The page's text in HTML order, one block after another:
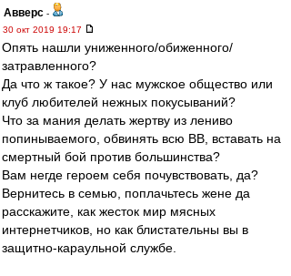
Авверс -
30 окт 2019 19:17
Опять нашли униженного/обиженного/
затравленного?
Да что ж такое? У нас мужское общество или
клуб любителей нежных покусываний?
Что за мания делать жертву из лениво
попинываемого, обвинять всю ВВ, вставать на
смертный бой против большинства?
Вам негде героем себя почувствовать, да?
Вернитесь в семью, поплачьтесь жене да
расскажите, как жесток мир мясных
интернетчиков, но как блистательны вы в
защитно-караульной службе.